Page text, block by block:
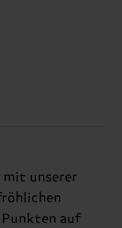
mit unserer
auf